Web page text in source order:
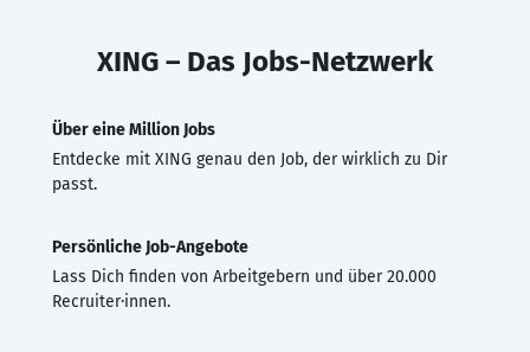
XING – Das Jobs-Netzwerk
Über eine Million Jobs
Entdecke mit XING genau den Job, der wirklich zu Dir
passt.
Persönliche Job-Angebote
Lass Dich finden von Arbeitgebern und über 20.000
Recruiter·innen.